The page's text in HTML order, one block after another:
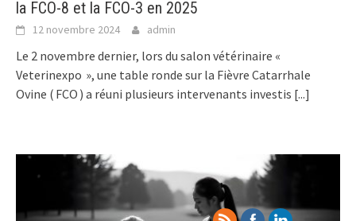
la FCO-8 et la FCO-3 en 2025
12 novembre 2024 admin
Le 2 novembre dernier, lors du salon vétérinaire «
Veterinexpo », une table ronde sur la Fièvre Catarrhale
Ovine ( FCO ) a réuni plusieurs intervenants investis [...]